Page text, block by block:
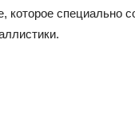
которое специально